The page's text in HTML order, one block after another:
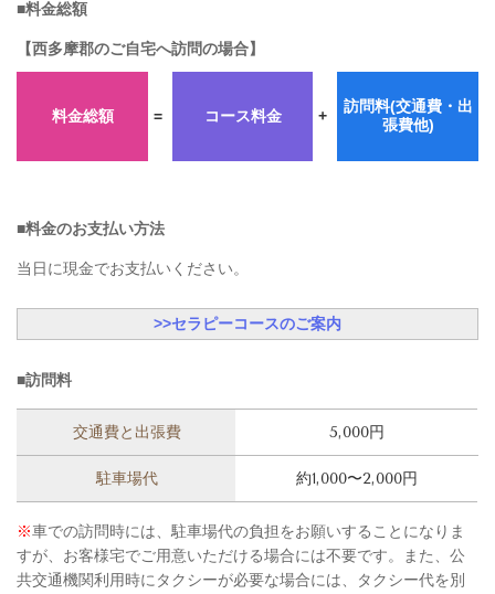
■料金総額
【西多摩郡のご自宅へ訪問の場合】
料金総額 コース料金
訪問料(交通費・出
張費他)
= +
■料金のお支払い方法
当日に現金でお支払いください。
>>セラピーコースのご案内
■訪問料
交通費と出張費 5,000円
駐車場代 約1,000〜2,000円
※車での訪問時には、駐車場代の負担をお願いすることになりま
すが、お客様宅でご用意いただける場合には不要です。また、公
共交通機関利用時にタクシーが必要な場合には、タクシー代を別